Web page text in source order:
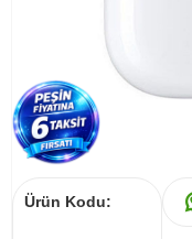
Ürün Kodu: